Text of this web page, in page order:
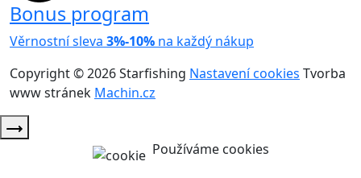
Bonus program
Věrnostní sleva 3%-10% na každý nákup
Copyright © 2026 Starfishing Nastavení cookies Tvorba
www stránek Machin.cz
Používáme cookies